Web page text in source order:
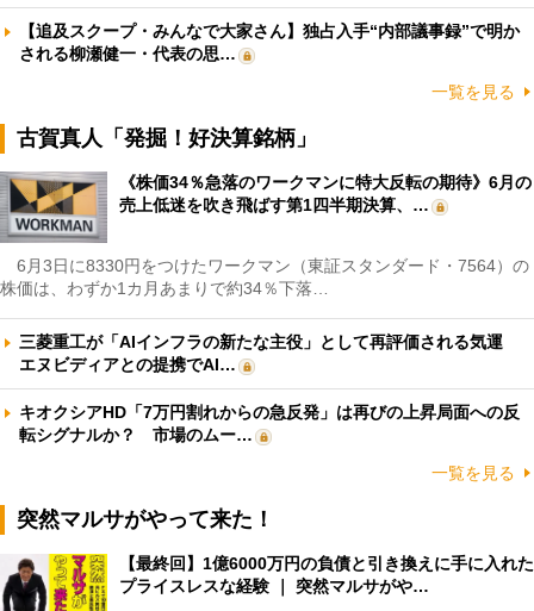
【追及スクープ・みんなで大家さん】独占入手“内部議事録”で明か
される柳瀬健一・代表の思…
一覧を見る
古賀真人「発掘！好決算銘柄」
《株価34％急落のワークマンに特大反転の期待》6月の
売上低迷を吹き飛ばす第1四半期決算、…
6月3日に8330円をつけたワークマン（東証スタンダード・7564）の
株価は、わずか1カ月あまりで約34％下落…
三菱重工が「AIインフラの新たな主役」として再評価される気運
エヌビディアとの提携でAI…
キオクシアHD「7万円割れからの急反発」は再びの上昇局面への反
転シグナルか？ 市場のムー…
一覧を見る
突然マルサがやって来た！
【最終回】1億6000万円の負債と引き換えに手に入れた
プライスレスな経験 ｜ 突然マルサがや…